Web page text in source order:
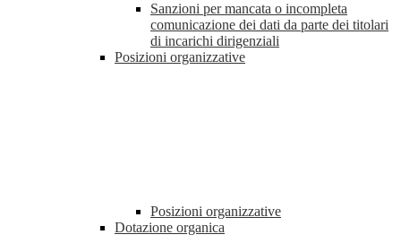
Sanzioni per mancata o incompleta
comunicazione dei dati da parte dei titolari
di incarichi dirigenziali
Posizioni organizzative
Posizioni organizzative
Dotazione organica